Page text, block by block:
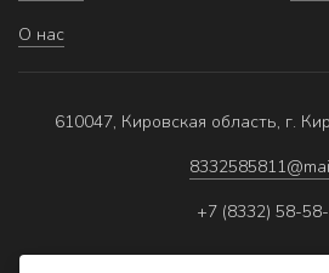
О нас
610047, Кировская область, г.
+7 (8332) 58-